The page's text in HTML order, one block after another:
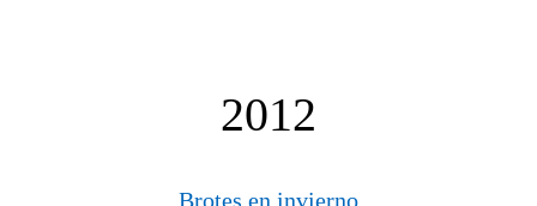
2012
Brotes en invierno